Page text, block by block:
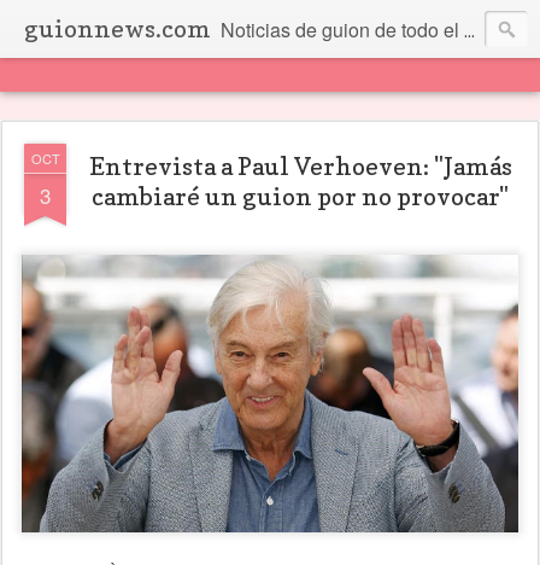
guionnews.com Noticias de guion de todo el mundo... Y más.
OCT
3
Entrevista a Paul Verhoeven: "Jamás
cambiaré un guion por no provocar"